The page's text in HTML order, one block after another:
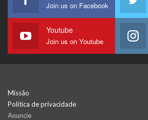
Join us on Facebook
Youtube
Join us on Youtube
Missão
Política de privacidade
Anuncie